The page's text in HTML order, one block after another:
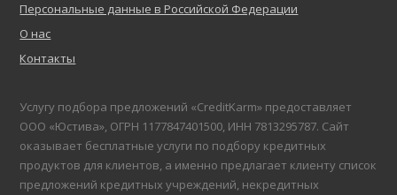
Персональные данные в Российской Федерации
О нас
Контакты
Услугу подбора предложений «CreditKarm» предоставляет
ООО «Юстива», ОГРН 1177847401500, ИНН 7813295787. Сайт
оказывает бесплатные услуги по подбору кредитных
продуктов для клиентов, а именно предлагает клиенту список
предложений кредитных учреждений, некредитных